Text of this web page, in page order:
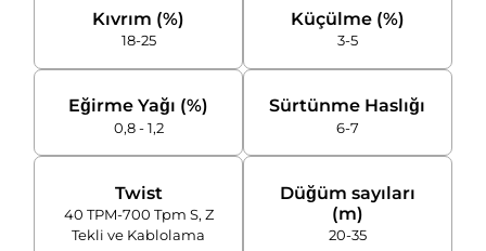
Kıvrım (%)
18-25
Küçülme (%)
3-5
Eğirme Yağı (%)
0,8 - 1,2
Sürtünme Haslığı
6-7
Twist
40 TPM-700 Tpm S, Z
Tekli ve Kablolama
Düğüm sayıları
(m)
20-35